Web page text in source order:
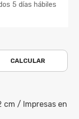
5 días hábiles
CALCULAR
cm / Impresas en